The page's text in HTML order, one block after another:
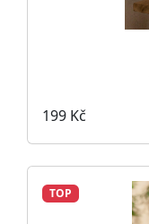
199 Kč
TOP